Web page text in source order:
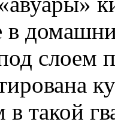
в
слоем
такой